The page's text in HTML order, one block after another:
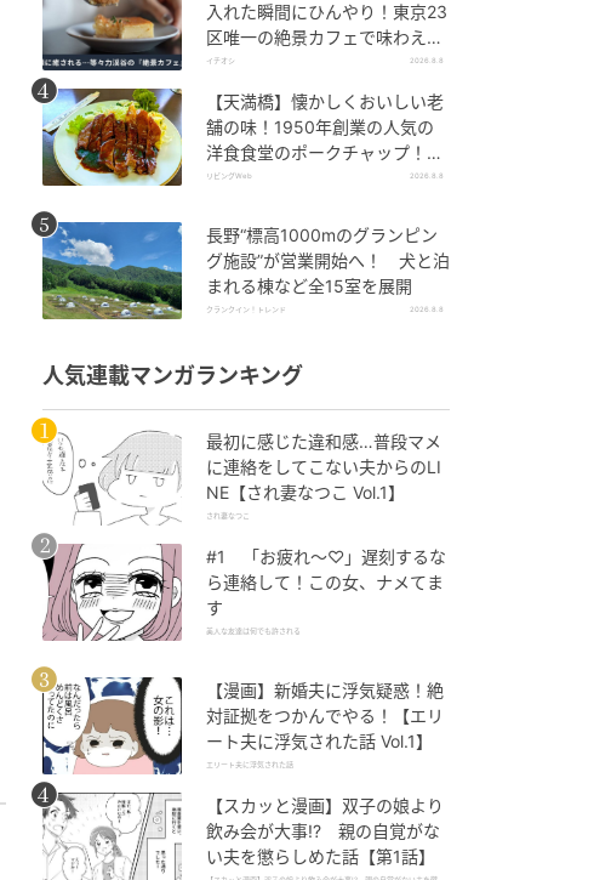
入れた瞬間にひんやり！東京23
区唯一の絶景カフェで味わえる
本格コーヒー
イチオシ 2026.8.8
【天満橋】懐かしくおいしい老
舗の味！1950年創業の人気の
洋食食堂のポークチャップ！
「グリル ABC」
リビングWeb 2026.8.8
長野“標高1000mのグランピン
グ施設”が営業開始へ！ 犬と泊
まれる棟など全15室を展開
クランクイン！トレンド 2026.8.8
人気連載マンガランキング
最初に感じた違和感…普段マメ
に連絡をしてこない夫からのLI
NE【され妻なつこ Vol.1】
され妻なつこ
#1 「お疲れ〜♡」遅刻するな
ら連絡して！この女、ナメてま
す
美人な友達は何でも許される
【漫画】新婚夫に浮気疑惑！絶
対証拠をつかんでやる！【エリ
ート夫に浮気された話 Vol.1】
エリート夫に浮気された話
【スカッと漫画】双子の娘より
飲み会が大事!? 親の自覚がな
い夫を懲らしめた話【第1話】